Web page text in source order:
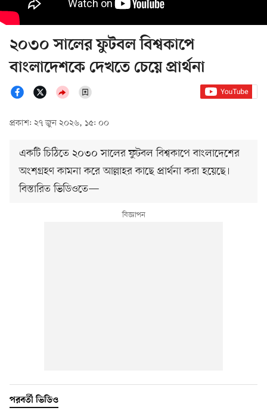
২০৩০ সালের ফুটবল বিশ্বকাপে
বাংলাদেশকে দেখতে চেয়ে প্রার্থনা
প্রকাশ: ২৭ জুন ২০২৬, ১৫: ০০
একটি চিঠিতে ২০৩০ সালের ফুটবল বিশ্বকাপে বাংলাদেশের
অংশগ্রহণ কামনা করে আল্লাহর কাছে প্রার্থনা করা হয়েছে।
বিস্তারিত ভিডিওতে—
পরবর্তী ভিডিও